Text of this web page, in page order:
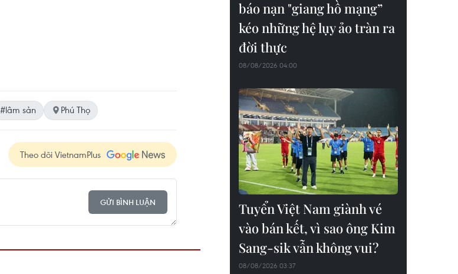
#lâm sản Phú Thọ
Theo dõi VietnamPlus
GỬI BÌNH LUẬN
báo nạn "giang hồ mạng”
kéo những hệ lụy ảo tràn ra
đời thực
08/08/2026 04:00
Tuyển Việt Nam giành vé
vào bán kết, vì sao ông Kim
Sang-sik vẫn không vui?
08/08/2026 03:37